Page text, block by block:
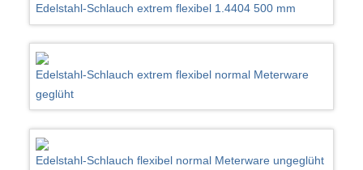
Edelstahl-Schlauch extrem flexibel 1.4404 500 mm
Edelstahl-Schlauch extrem flexibel normal Meterware
geglüht
Edelstahl-Schlauch flexibel normal Meterware ungeglüht